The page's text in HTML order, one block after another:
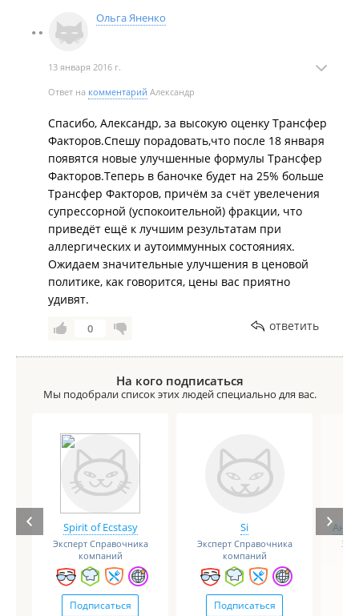
Ольга Яненко
13 января 2016 г.
Ответ на комментарий Александр
Спасибо, Александр, за высокую оценку Трансфер
Факторов.Спешу порадовать,что после 18 января
появятся новые улучшенные формулы Трансфер
Факторов.Теперь в баночке будет на 25% больше
Трансфер Факторов, причём за счёт увелечения
супрессорной (успокоительной) фракции, что
приведёт ещё к лучшим результатам при
аллергических и аутоиммунных состояниях.
Ожидаем значительные улучшения в ценовой
политике, как говорится, цены вас приятно
удивят.
0 ответить
На кого подписаться
Мы подобрали список этих людей специально для вас.
Spirit of Ecstasy
Эксперт Справочника
компаний
Подписаться
Si
Эксперт Справочника
компаний
Подписаться